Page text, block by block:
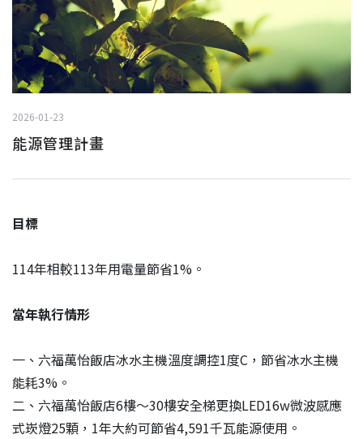
2026-01-23
能源管理計畫
目標
114年相較113年用電量節省1%。
當年執行情形
一、六福萬怡飯店冰水主機溫度調控1度C，節省冰水主機
能耗3%。
二、六福萬怡飯店6樓〜30樓安全梯更換LED16w微波感應
式崁燈25顆，1年大約可節省4,591千瓦能源使用。